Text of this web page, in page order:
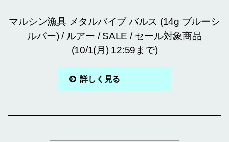
マルシン漁具 メタルバイブ バルス (14g ブルーシ
ルバー) / ルアー / SALE / セール対象商品
(10/1(月) 12:59まで)
詳しく見る